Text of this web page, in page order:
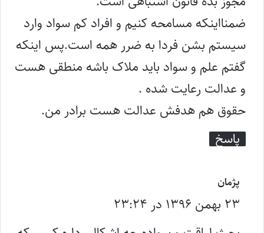
ضمنااینکه مسامحه کنیم و افراد کم سواد وارد
سیستم بشن فردا به ضرر همه است.پس اینکه
گفتم علم و سواد باید ملاک باشه منطقی هست
و عدالت رعایت شده .
حقوق هم هدفش عدالت هست برادر من.
پاسخ
پژمان
ف
ت
۲۳ بهمن ۱۳۹۶ در ۲۳:۲۴